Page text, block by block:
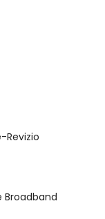
Revizio
Broadband